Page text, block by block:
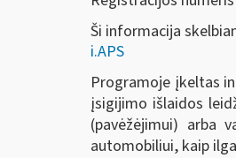
Ši informacija
i.APS
Programoje įkeltas
įsigijimo išlaidos
(pavėžėjimui) arba
automobiliui, kaip